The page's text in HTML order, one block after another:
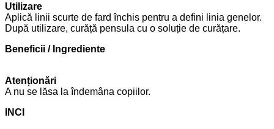
Utilizare
Aplică linii scurte de fard închis pentru a defini linia genelor.
După utilizare, curăță pensula cu o soluție de curățare.
Beneficii / Ingrediente
Atenționări
A nu se lăsa la îndemâna copiilor.
INCI